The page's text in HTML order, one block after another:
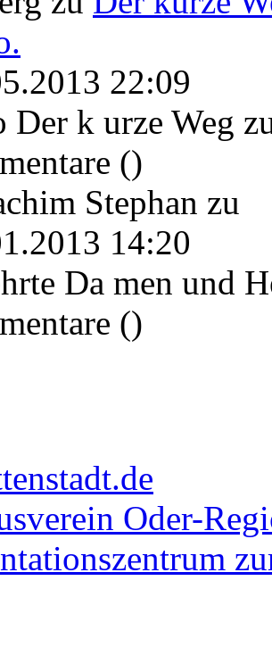
22:09
Der k urze Weg
()
Stephan zu
14:20
Da men und
()
Oder-